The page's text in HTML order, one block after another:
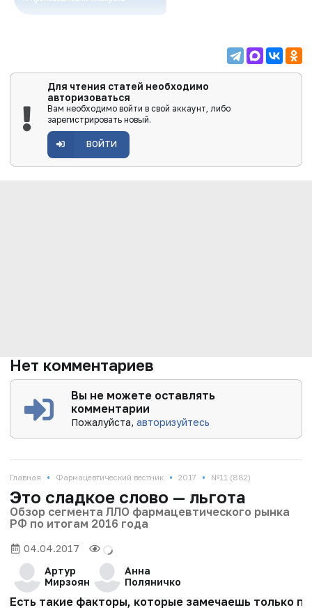
Для чтения статей необходимо
авторизоваться
Вам необходимо войти в свой аккаунт, либо
зарегистрировать новый.
ВОЙТИ
Нет комментариев
Вы не можете оставлять
комментарии
Пожалуйста,авторизуйтесь
Главная • Фармацевтический вестник • 2017 • №11 (882)
Это сладкое слово — льгота
Обзор сегмента ЛЛО фармацевтического рынка
РФ по итогам 2016 года
04.04.2017
Артур
Мирзоян
Анна
Поляничко
Есть такие факторы, которые замечаешь только